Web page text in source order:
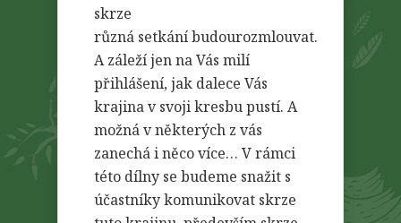
skrze
různá setkání budourozmlouvat.
A záleží jen na Vás milí
přihlášení, jak dalece Vás
krajina v svoji kresbu pustí. A
možná v některých z vás
zanechá i něco více… V rámci
této dílny se budeme snažit s
účastníky komunikovat skrze